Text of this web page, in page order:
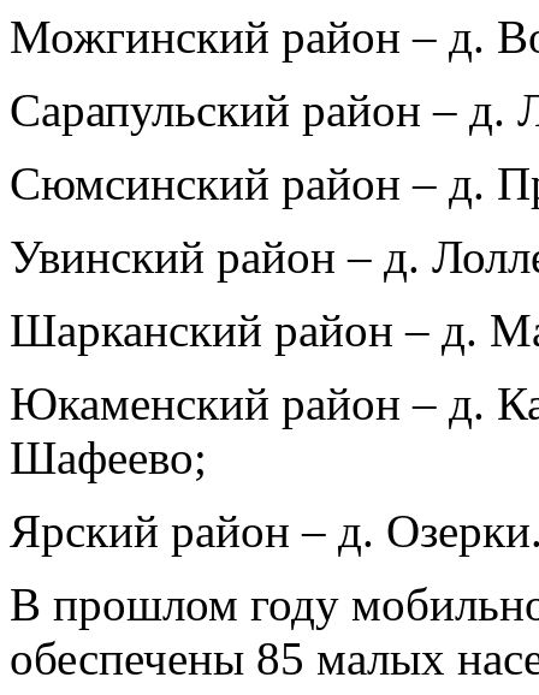
Можгинский район – д.
Сарапульский район – д.
Сюмсинский район – д.
Увинский район – д.
Шарканский район – д.
Юкаменский район – д.
Шафеево;
Ярский район – д.
В прошлом году
обеспечены 85 малых